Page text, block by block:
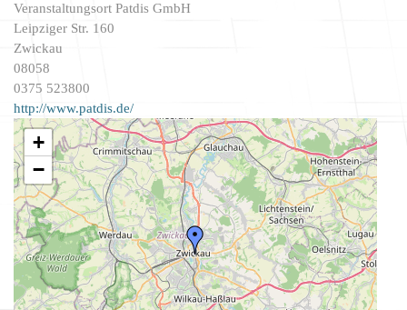
Veranstaltungsort Patdis GmbH
Leipziger Str. 160
Zwickau
08058
0375 523800
http://www.patdis.de/
+
−